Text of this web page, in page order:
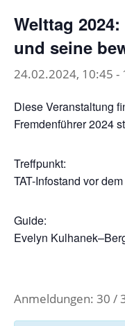
Welttag
und seine
24.02.2024, 10:45 -
Diese Veranstaltung
Fremdenführer 2024
Treffpunkt:
TAT-Infostand vor
Guide:
Evelyn
Anmeldungen: 30 /